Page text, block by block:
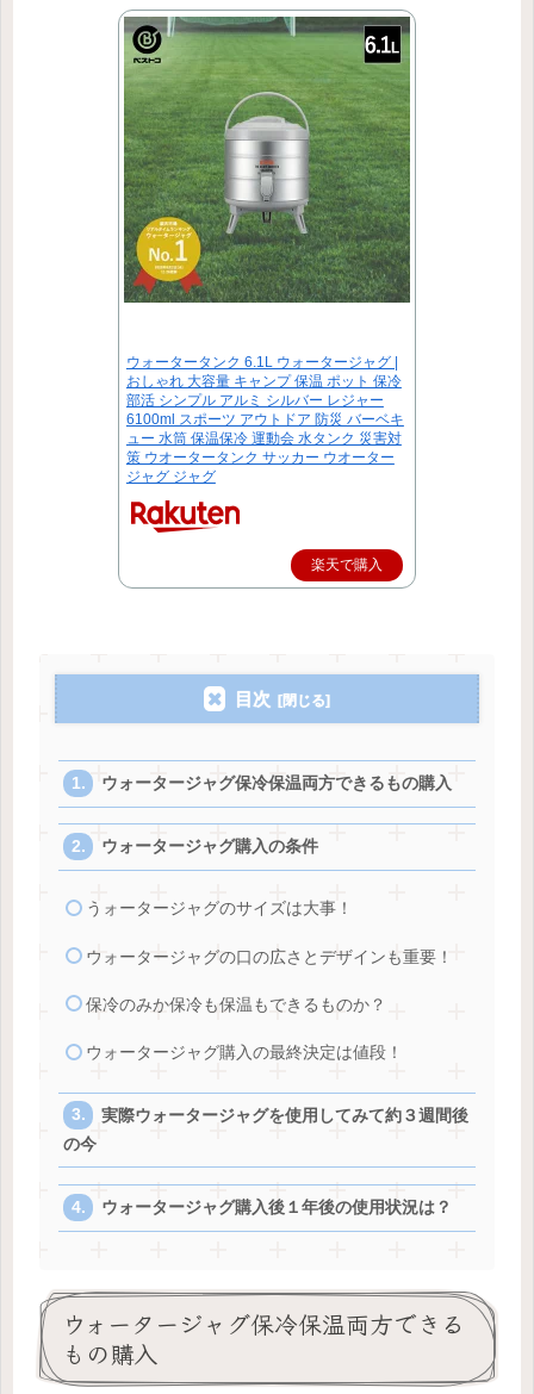
ウォータータンク 6.1L ウォータージャグ |
おしゃれ 大容量 キャンプ 保温 ポット 保冷
部活 シンプル アルミ シルバー レジャー
6100ml スポーツ アウトドア 防災 バーベキ
ュー 水筒 保温保冷 運動会 水タンク 災害対
策 ウオータータンク サッカー ウオーター
ジャグ ジャグ
楽天で購入
目次
ウォータージャグ保冷保温両方できるもの購入
ウォータージャグ購入の条件
うォータージャグのサイズは大事！
ウォータージャグの口の広さとデザインも重要！
保冷のみか保冷も保温もできるものか？
ウォータージャグ購入の最終決定は値段！
実際ウォータージャグを使用してみて約３週間後
の今
ウォータージャグ購入後１年後の使用状況は？
ウォータージャグ保冷保温両方できる
もの購入